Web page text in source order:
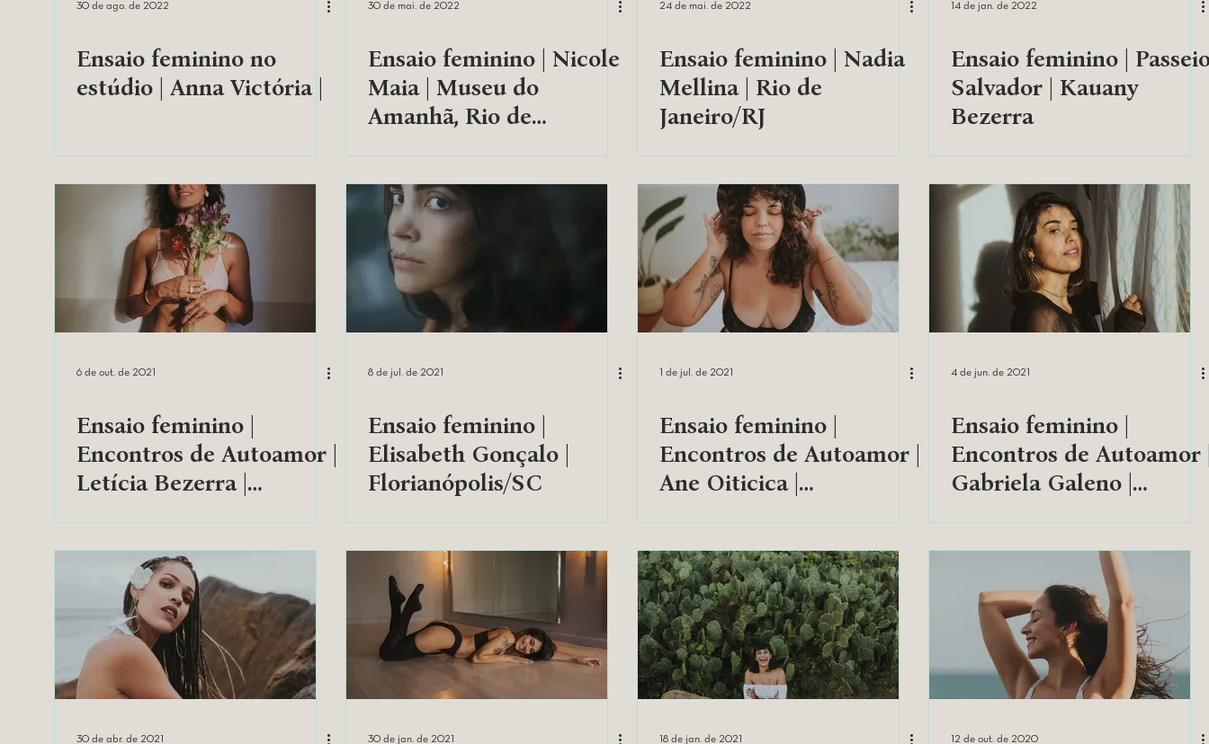
30 de ago. de 2022
Ensaio feminino no
estúdio | Anna Victória |
30 de mai. de 2022
Ensaio feminino | Nicole
Maia | Museu do
Amanhã, Rio de
24 de mai. de 2022
Ensaio feminino | Nadia
Mellina | Rio de
Janeiro/RJ
14 de jan. de 2022
Ensaio feminino |
Salvador | Kauany
Bezerra
6 de out. de 2021
Ensaio feminino |
Encontros de Autoamor |
Letícia Bezerra |
8 de jul. de 2021
Ensaio feminino |
Elisabeth Gonçalo |
Florianópolis/SC
1 de jul. de 2021
Ensaio feminino |
Encontros de Autoamor |
Ane Oiticica |
4 de jun. de 2021
Ensaio feminino |
Encontros de Autoamor
Gabriela Galeno |
30 de abr. de 2021 30 de jan. de 2021 18 de jan. de 2021 12 de out. de 2020